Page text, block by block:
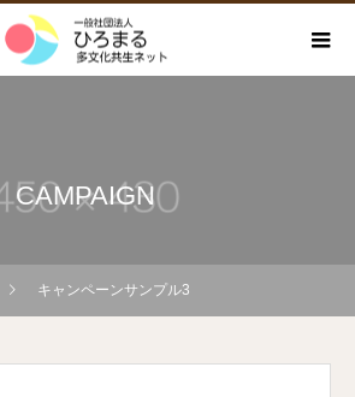
CAMPAIGN
キャンペーンサンプル3